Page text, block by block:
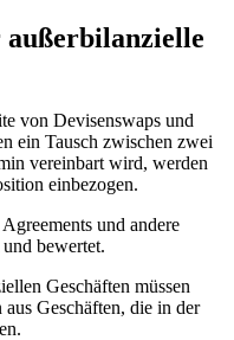
von Devisenswaps und
ein Tausch zwischen zwei
vereinbart wird, werden
einbezogen.
und andere
bewertet.
Geschäften müssen
aus Geschäften, die in der